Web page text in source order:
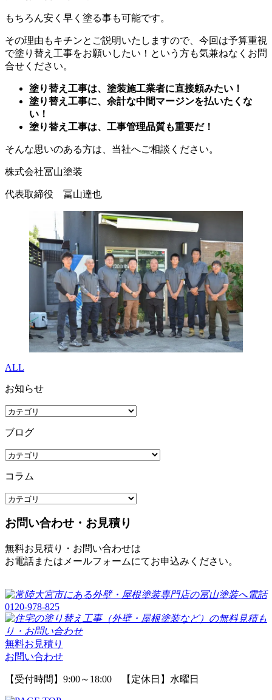
もちろん安く早く塗る事も可能です。
その理由もキチンとご説明いたしますので、今回は予算重視
で塗り替え工事をお願いしたい！という方も気兼ねなくお問
合せください。
塗り替え工事は、塗装施工業者に直接頼みたい！
塗り替え工事に、余計な中間マージンを払いたくな
い！
塗り替え工事は、工事管理品質も重要だ！
そんな思いのある方は、当社へご相談ください。
株式会社冨山塗装
代表取締役 冨山達也
ALL
お知らせ
ブログ
コラム
お問い合わせ・お見積り
無料お見積り・お問い合わせは
お電話またはメールフォームにてお申込みください。
0120-978-825
無料お見積り
お問い合わせ
【受付時間】9:00～18:00 【定休日】水曜日